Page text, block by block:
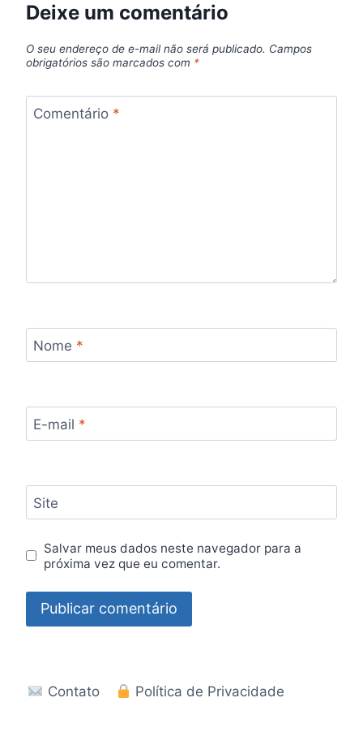
Deixe um comentário
O seu endereço de e-mail não será publicado. Campos
obrigatórios são marcados com *
Comentário *
Nome *
E-mail *
Site
Salvar meus dados neste navegador para a
próxima vez que eu comentar.
Contato Política de Privacidade